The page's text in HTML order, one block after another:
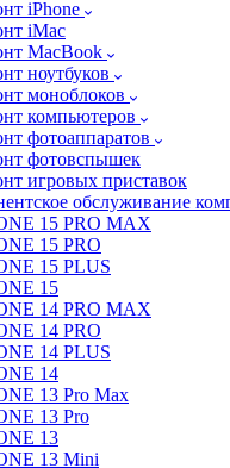
iPhone
iMac
MacBook
ноутбуков
моноблоков
компьютеров
фотоаппаратов
фотовспышек
игровых приставок
обслуживание
15 PRO MAX
15 PRO
15 PLUS
15
14 PRO MAX
14 PRO
14 PLUS
14
13 Pro Max
13 Pro
13
13 Mini